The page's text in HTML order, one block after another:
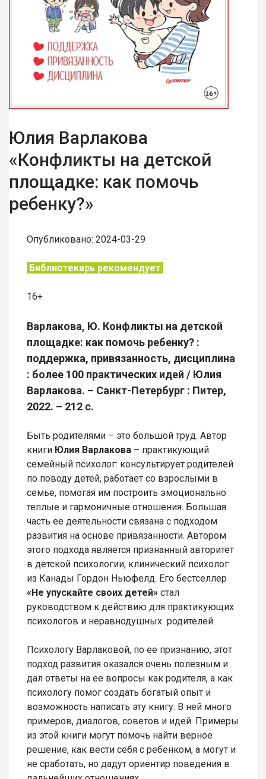
Юлия Варлакова
«Конфликты на детской
площадке: как помочь
ребенку?»
Опубликовано: 2024-03-29
Библиотекарь рекомендует
16+
Варлакова, Ю. Конфликты на детской
площадке: как помочь ребенку? :
поддержка, привязанность, дисциплина
: более 100 практических идей / Юлия
Варлакова. – Санкт-Петербург : Питер,
2022. – 212 с.
Быть родителями – это большой труд. Автор
книги Юлия Варлакова – практикующий
семейный психолог: консультирует родителей
по поводу детей, работает со взрослыми в
семье, помогая им построить эмоционально
теплые и гармоничные отношения. Большая
часть ее деятельности связана с подходом
развития на основе привязанности. Автором
этого подхода является признанный авторитет
в детской психологии, клинический психолог
из Канады Гордон Ньюфелд. Его бестселлер
«Не упускайте своих детей» стал
руководством к действию для практикующих
психологов и неравнодушных родителей.
Психологу Варлаковой, по ее признанию, этот
подход развития оказался очень полезным и
дал ответы на ее вопросы как родителя, а как
психологу помог создать богатый опыт и
возможность написать эту книгу. В ней много
примеров, диалогов, советов и идей. Примеры
из этой книги могут помочь найти верное
решение, как вести себя с ребенком, а могут и
не сработать, но дадут ориентир поведения в